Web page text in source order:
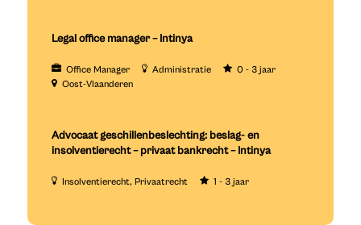
Legal office manager – Intinya
Office Manager Administratie
0 - 3 jaar
Oost-Vlaanderen
Advocaat geschillenbeslechting: beslag- en
insolventierecht – privaat bankrecht – Intinya
Insolventierecht Privaatrecht 1 - 3 jaar